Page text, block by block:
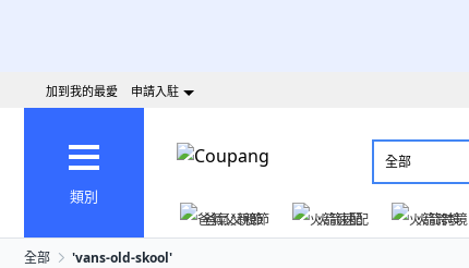
加到我的最愛 申請入駐
類別
全部
爸氣父親節
火箭速配 火箭跨境
全部 'vans-old-skool'